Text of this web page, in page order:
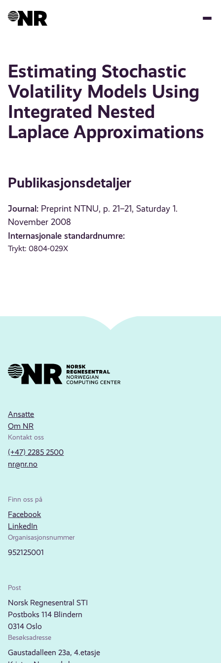
Estimating Stochastic
Volatility Models Using
Integrated Nested
Laplace Approximations
Publikasjonsdetaljer
Journal: Preprint NTNU, p. 21–21, Saturday 1.
November 2008
Internasjonale standardnumre:
Trykt: 0804-029X
Ansatte
Om NR
Kontakt oss
(+47) 2285 2500
nr@nr.no
Finn oss på
Facebook
LinkedIn
Organisasjonsnummer
952125001
Post
Norsk Regnesentral STI
Postboks 114 Blindern
0314 Oslo
Besøksadresse
Gaustadalleen 23a, 4.etasje